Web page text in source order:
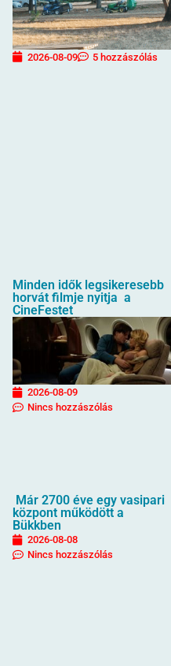
2026-08-09 5 hozzászólás
Minden idők legsikeresebb
horvát filmje nyitja a
CineFestet
2026-08-09
Nincs hozzászólás
Már 2700 éve egy vasipari
központ működött a
Bükkben
2026-08-08
Nincs hozzászólás